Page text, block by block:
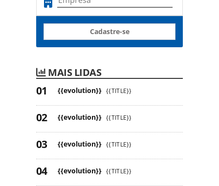
Cadastre-se
MAIS LIDAS
{{evolution}} {{TITLE}}
{{evolution}} {{TITLE}}
{{evolution}} {{TITLE}}
{{evolution}} {{TITLE}}